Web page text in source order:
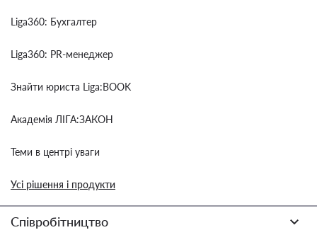
Liga360: Бухгалтер
Liga360: PR-менеджер
Знайти юриста Liga:BOOK
Академія ЛІГА:ЗАКОН
Теми в центрі уваги
Усі рішення і продукти
Співробітництво